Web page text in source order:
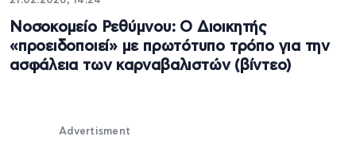
Νοσοκομείο Ρεθύμνου: Ο Διοικητής
«προειδοποιεί» με πρωτότυπο τρόπο για την
ασφάλεια των καρναβαλιστών (βίντεο)
Advertisment